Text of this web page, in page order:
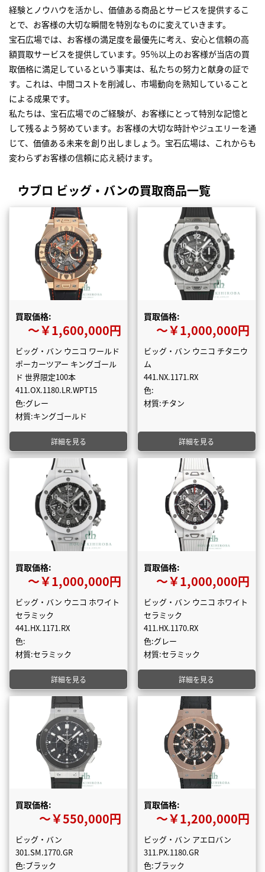
経験とノウハウを活かし、価値ある商品とサービスを提供するこ
とで、お客様の大切な瞬間を特別なものに変えていきます。
宝石広場では、お客様の満足度を最優先に考え、安心と信頼の高
額買取サービスを提供しています。95％以上のお客様が当店の買
取価格に満足しているという事実は、私たちの努力と献身の証で
す。これは、中間コストを削減し、市場動向を熟知していること
による成果です。
私たちは、宝石広場でのご経験が、お客様にとって特別な記憶と
して残るよう努めています。お客様の大切な時計やジュエリーを通
じて、価値ある未来を創り出しましょう。宝石広場は、これからも
変わらずお客様の信頼に応え続けます。
ウブロ ビッグ・バンの買取商品一覧
買取価格:
〜￥1,600,000円
ビッグ・バン ウニコ ワールド
ポーカーツアー キングゴール
ド 世界限定100本
411.OX.1180.LR.WPT15
色:グレー
材質:キングゴールド
詳細を見る
買取価格:
〜￥1,000,000円
ビッグ・バン ウニコ チタニウ
ム
441.NX.1171.RX
色:
材質:チタン
詳細を見る
買取価格:
〜￥1,000,000円
ビッグ・バン ウニコ ホワイト
セラミック
441.HX.1171.RX
色:
材質:セラミック
詳細を見る
買取価格:
〜￥1,000,000円
ビッグ・バン ウニコ ホワイト
セラミック
411.HX.1170.RX
色:グレー
材質:セラミック
詳細を見る
買取価格:
〜￥550,000円
ビッグ・バン
301.SM.1770.GR
色:ブラック
買取価格:
〜￥1,200,000円
ビッグ・バン アエロバン
311.PX.1180.GR
色:ブラック